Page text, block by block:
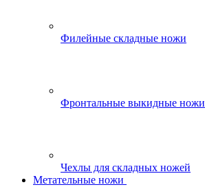
Филейные складные ножи
Фронтальные выкидные ножи
Чехлы для складных ножей
Метательные ножи